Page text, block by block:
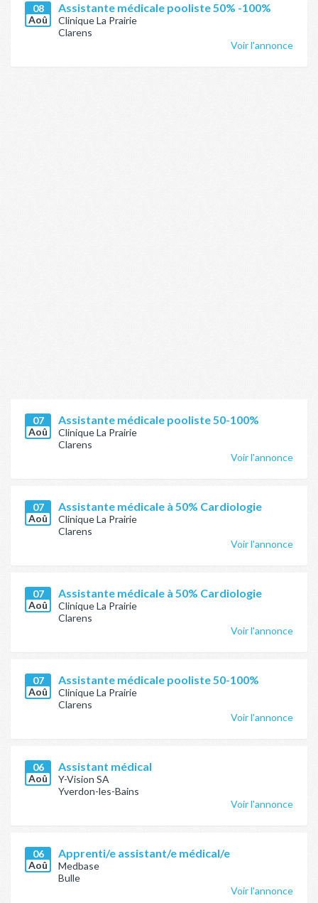
08
Aoû
Assistante médicale pooliste 50% -100%
Clinique La Prairie
Clarens
Voir l'annonce
07
Aoû
Assistante médicale pooliste 50-100%
Clinique La Prairie
Clarens
Voir l'annonce
07
Aoû
Assistante médicale à 50% Cardiologie
Clinique La Prairie
Clarens
Voir l'annonce
07
Aoû
Assistante médicale à 50% Cardiologie
Clinique La Prairie
Clarens
Voir l'annonce
07
Aoû
Assistante médicale pooliste 50-100%
Clinique La Prairie
Clarens
Voir l'annonce
06
Aoû
Assistant médical
Y-Vision SA
Yverdon-les-Bains
Voir l'annonce
06
Aoû
Apprenti/e assistant/e médical/e
Medbase
Bulle
Voir l'annonce